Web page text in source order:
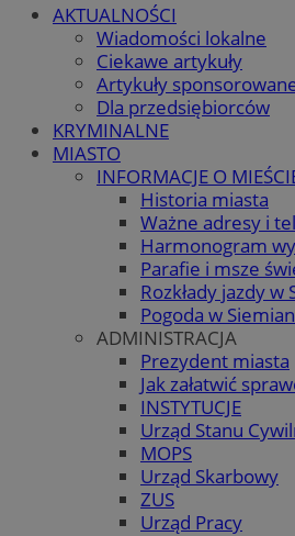
AKTUALNOŚCI
Wiadomości lokalne
Ciekawe artykuły
Artykuły
Dla przedsiębiorców
KRYMINALNE
MIASTO
INFORMACJE O
Historia miasta
Ważne adresy i
Harmonogram
Parafie i msze
Rozkłady jazdy w
Pogoda w
ADMINISTRACJA
Prezydent miasta
Jak załatwić
INSTYTUCJE
Urząd Stanu
MOPS
Urząd Skarbowy
ZUS
Urząd Pracy